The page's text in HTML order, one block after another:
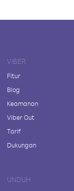
VIBER
Fitur
Blog
Keamanan
Viber Out
Tarif
Dukungan
UNDUH